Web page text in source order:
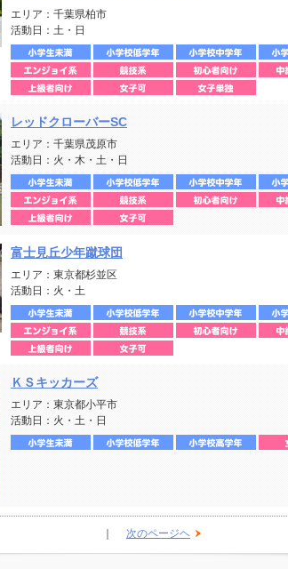
エリア：千葉県柏市
活動日：土・日
レッドクローバーSC
エリア：千葉県茂原市
活動日：火・木・土・日
富士見丘少年蹴球団
エリア：東京都杉並区
活動日：火・土
ＫＳキッカーズ
エリア：東京都小平市
活動日：火・土・日
次のページヘ